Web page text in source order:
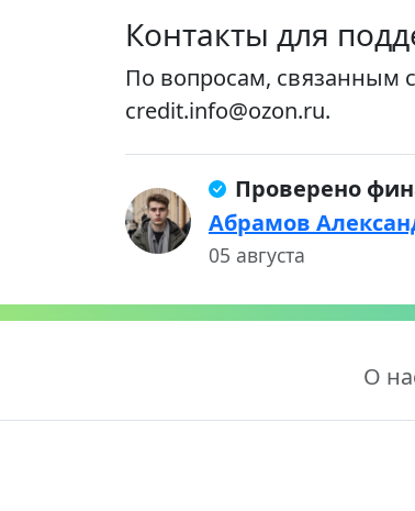
Контакты для
По вопросам, связанным
credit.info@ozon.ru.
Проверено
Абрамов
05 августа
О